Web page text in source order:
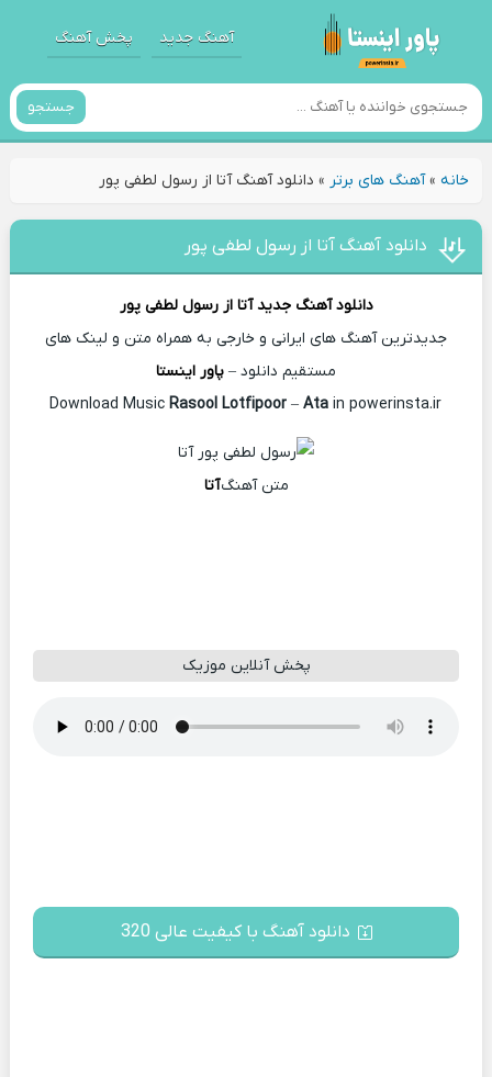
آهنگ جدید پخش آهنگ
جستجو
خانه»آهنگ های برتر » دانلود آهنگ آتا از رسول لطفی پور
دانلود آهنگ آتا از رسول لطفی پور
دانلود آهنگ جدید آتا ازرسول لطفی پور
جدیدترین آهنگ های ایرانی و خارجی به همراه متن و لینک های
مستقیم دانلود – پاور اینستا
Rasool Lotfipoor – Ata in powerinsta.ir
متن آهنگآتا
پخش آنلاین موزیک
دانلود آهنگ با کیفیت عالی 320